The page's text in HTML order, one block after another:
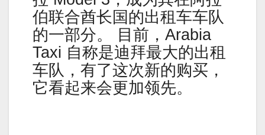
伯联合酋长国的出租车车队
的一部分。 目前，Arabia
Taxi 自称是迪拜最大的出租
车队，有了这次新的购买，
它看起来会更加领先。